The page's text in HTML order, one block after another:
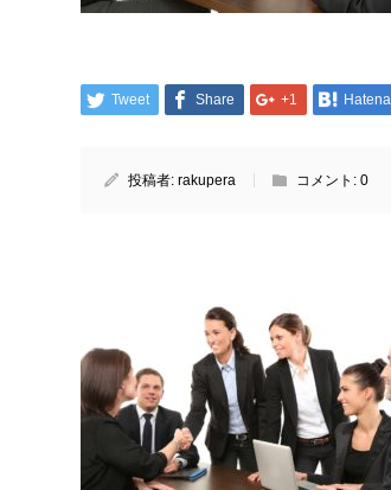
Tweet Share +1 Hatena
投稿者: rakupera コメント: 0